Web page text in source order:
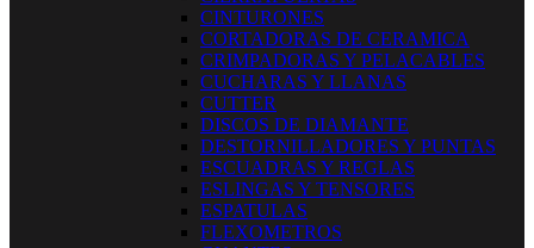
CINTURONES
CORTADORAS DE CERAMICA
CRIMPADORAS Y PELACABLES
CUCHARAS Y LLANAS
CUTTER
DISCOS DE DIAMANTE
DESTORNILLADORES Y PUNTAS
ESCUADRAS Y REGLAS
ESLINGAS Y TENSORES
ESPATULAS
FLEXOMETROS